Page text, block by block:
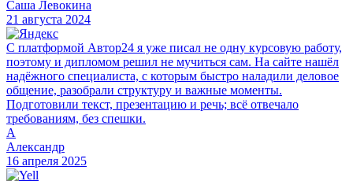
Саша Левокина
21 августа 2024
С платформой Автор24 я уже писал не одну курсовую работу,
поэтому и дипломом решил не мучиться сам. На сайте нашёл
надёжного специалиста, с которым быстро наладили деловое
общение, разобрали структуру и важные моменты.
Подготовили текст, презентацию и речь; всё отвечало
требованиям, без спешки.
А
Александр
16 апреля 2025